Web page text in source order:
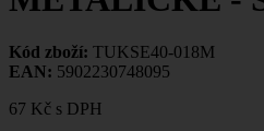
Kód zboží: TUKSE40-018M
EAN: 5902230748095
67 Kč s DPH